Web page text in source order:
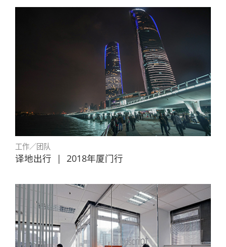
工作／团队
译地出行 | 2018年厦门行